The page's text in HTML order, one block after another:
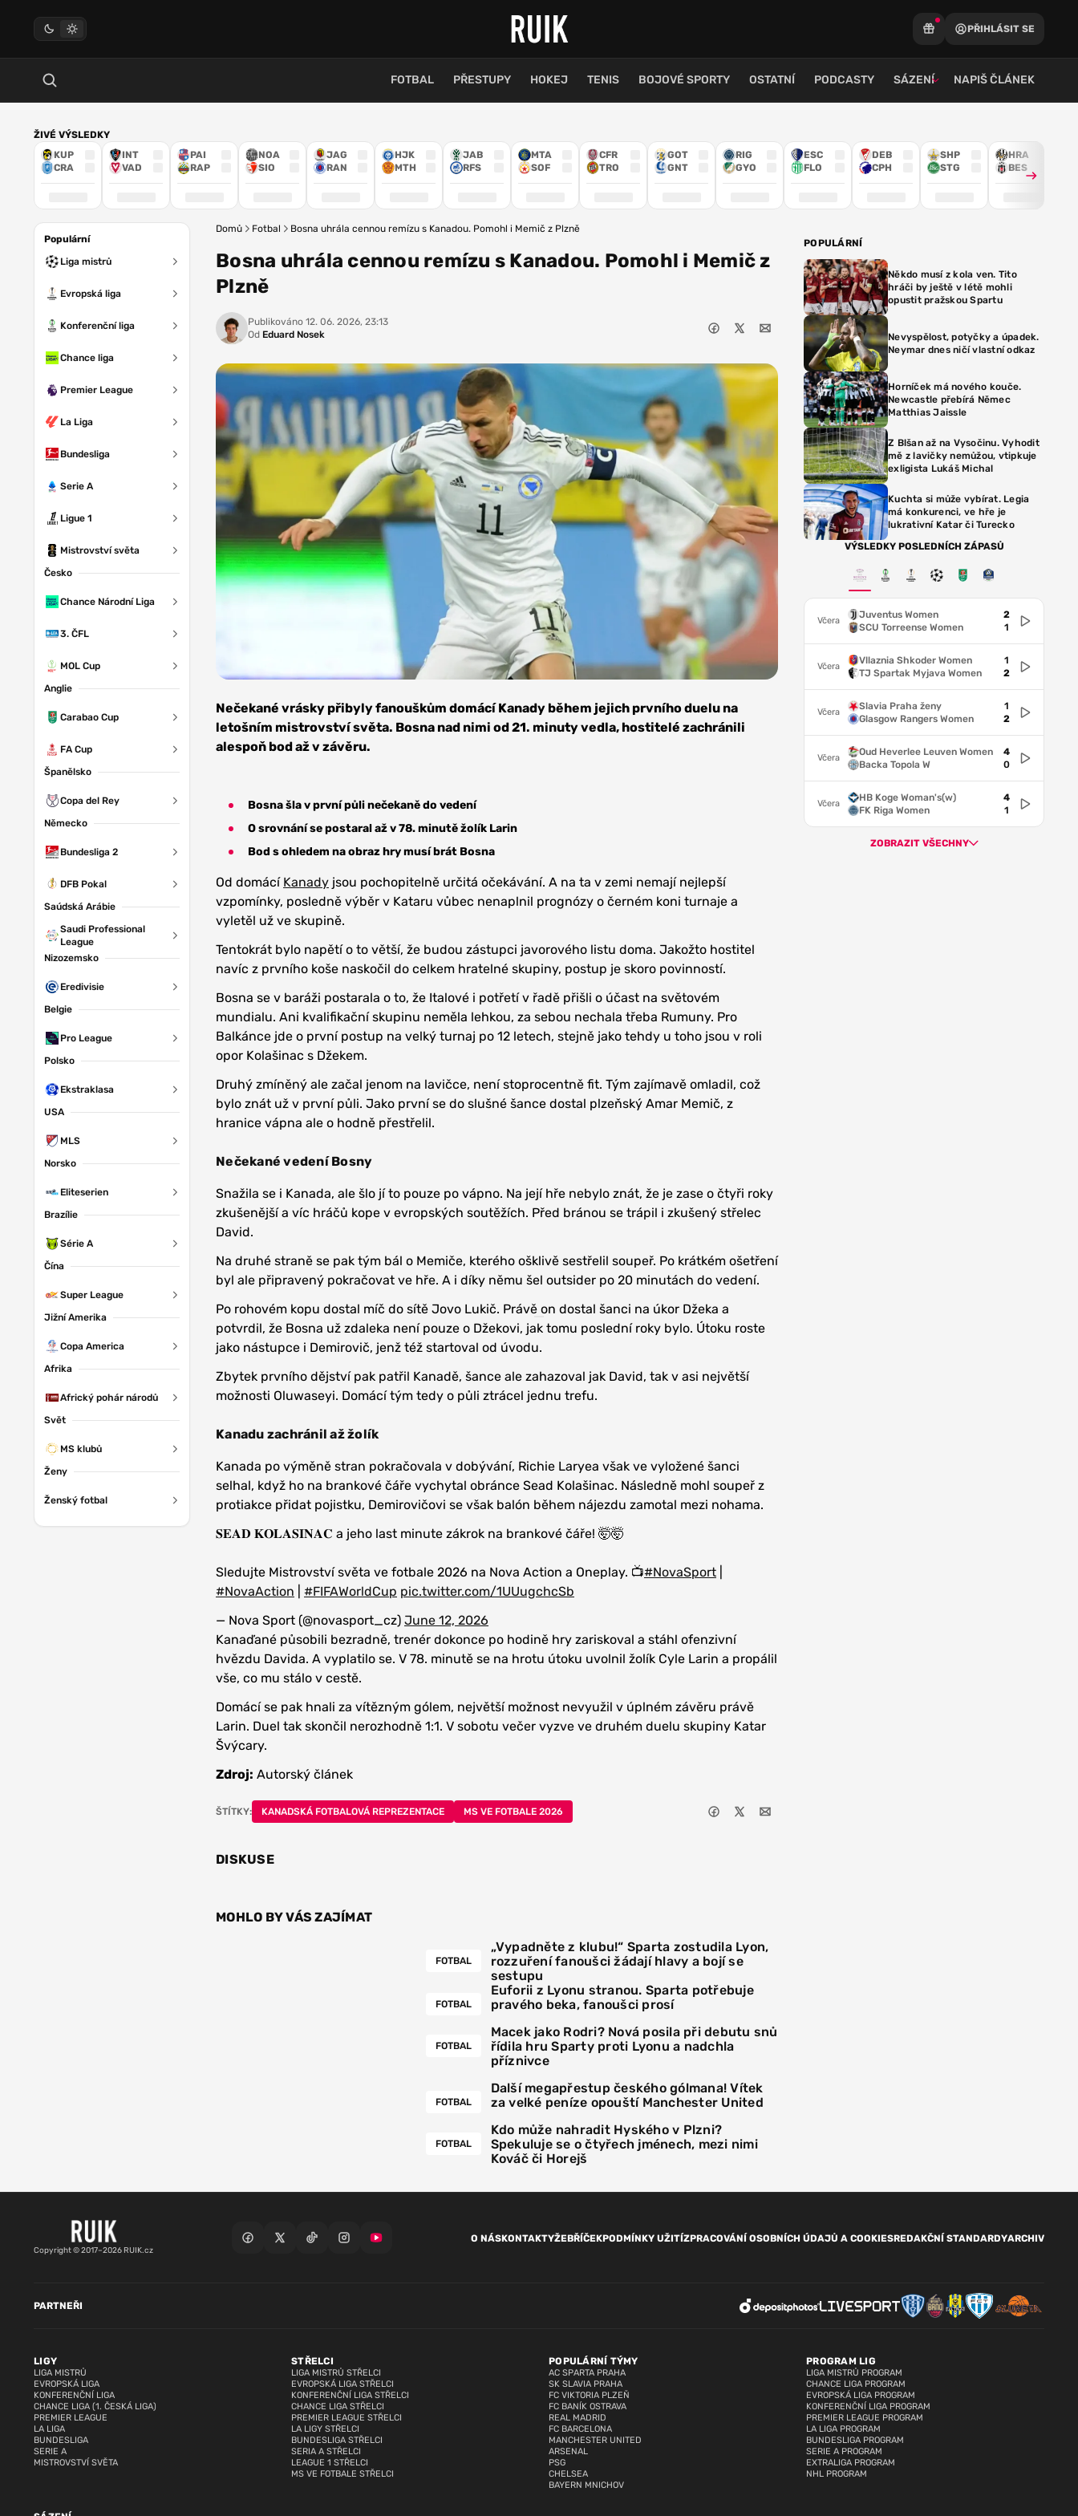
PŘIHLÁSIT SE
FOTBAL PŘESTUPY HOKEJ TENIS BOJOVÉ SPORTY OSTATNÍ PODCASTY SÁZENÍ NAPIŠ ČLÁNEK
ŽIVÉ VÝSLEDKY
KUP
CRA
INT
VAD
PAI
RAP
NOA
SIO
JAG
RAN
HJK
MTH
JAB
RFS
MTA
SOF
CFR
TRO
GOT
GNT
RIG
GYO
ESC
FLO
DEB
CPH
SHP
STG
HRA
BES
Populární
Liga mistrů
Evropská liga
Konferenční liga
Chance liga
Premier League
La Liga
Bundesliga
Serie A
Ligue 1
Mistrovství světa
Česko
Chance Národní Liga
3. ČFL
MOL Cup
Anglie
Carabao Cup
FA Cup
Španělsko
Copa del Rey
Německo
Bundesliga 2
DFB Pokal
Saúdská Arábie
Saudi Professional
League
Nizozemsko
Eredivisie
Belgie
Pro League
Polsko
Ekstraklasa
USA
MLS
Norsko
Eliteserien
Brazílie
Série A
Čína
Super League
Jižní Amerika
Copa America
Afrika
Africký pohár národů
Svět
MS klubů
Ženy
Ženský fotbal
Domů Fotbal Bosna uhrála cennou remízu s Kanadou. Pomohl i Memič z Plzně
Bosna uhrála cennou remízu s Kanadou. Pomohl i Memič z
Plzně
Publikováno 12. 06. 2026, 23:13
Od Eduard Nosek
Depositphotos
Nečekané vrásky přibyly fanouškům domácí Kanady během jejich prvního duelu na
letošním mistrovství světa. Bosna nad nimi od 21. minuty vedla, hostitelé zachránili
alespoň bod až v závěru.
Bosna šla v první půli nečekaně do vedení
O srovnání se postaral až v 78. minutě žolík Larin
Bod s ohledem na obraz hry musí brát Bosna
Od domácí Kanady jsou pochopitelně určitá očekávání. A na ta v zemi nemají nejlepší
vzpomínky, posledně výběr v Kataru vůbec nenaplnil prognózy o černém koni turnaje a
vyletěl už ve skupině.
Tentokrát bylo napětí o to větší, že budou zástupci javorového listu doma. Jakožto hostitel
navíc z prvního koše naskočil do celkem hratelné skupiny, postup je skoro povinností.
Bosna se v baráži postarala o to, že Italové i potřetí v řadě přišli o účast na světovém
mundialu. Ani kvalifikační skupinu neměla lehkou, za sebou nechala třeba Rumuny. Pro
Balkánce jde o první postup na velký turnaj po 12 letech, stejně jako tehdy u toho jsou v roli
opor Kolašinac s Džekem.
Druhý zmíněný ale začal jenom na lavičce, není stoprocentně fit. Tým zajímavě omladil, což
bylo znát už v první půli. Jako první se do slušné šance dostal plzeňský Amar Memič, z
hranice vápna ale o hodně přestřelil.
Nečekané vedení Bosny
Snažila se i Kanada, ale šlo jí to pouze po vápno. Na její hře nebylo znát, že je zase o čtyři roky
zkušenější a víc hráčů kope v evropských soutěžích. Před bránou se trápil i zkušený střelec
David.
Na druhé straně se pak tým bál o Memiče, kterého ošklivě sestřelil soupeř. Po krátkém ošetření
byl ale připravený pokračovat ve hře. A i díky němu šel outsider po 20 minutách do vedení.
Po rohovém kopu dostal míč do sítě Jovo Lukič. Právě on dostal šanci na úkor Džeka a
potvrdil, že Bosna už zdaleka není pouze o Džekovi, jak tomu poslední roky bylo. Útoku roste
jako nástupce i Demirovič, jenž též startoval od úvodu.
Zbytek prvního dějství pak patřil Kanadě, šance ale zahazoval jak David, tak v asi největší
možnosti Oluwaseyi. Domácí tým tedy o půli ztrácel jednu trefu.
Kanadu zachránil až žolík
Kanada po výměně stran pokračovala v dobývání, Richie Laryea však ve vyložené šanci
selhal, když ho na brankové čáře vychytal obránce Sead Kolašinac. Následně mohl soupeř z
protiakce přidat pojistku, Demirovičovi se však balón během nájezdu zamotal mezi nohama.
𝐒𝐄𝐀𝐃 𝐊𝐎𝐋𝐀𝐒𝐈𝐍𝐀𝐂 a jeho last minute zákrok na brankové čáře! 🤯🤯
Sledujte Mistrovství světa ve fotbale 2026 na Nova Action a Oneplay. 📺⁣#NovaSport
#NovaAction
#FIFAWorldCup pic.twitter.com/1UUugchcSb
— Nova Sport (@novasport_cz) June 12, 2026
Kanaďané působili bezradně, trenér dokonce po hodině hry zariskoval a stáhl ofenzivní
hvězdu Davida. A vyplatilo se. V 78. minutě se na hrotu útoku uvolnil žolík Cyle Larin a propálil
vše, co mu stálo v cestě.
Domácí se pak hnali za vítězným gólem, největší možnost nevyužil v úplném závěru právě
Larin. Duel tak skončil nerozhodně 1:1. V sobotu večer vyzve ve druhém duelu skupiny Katar
Švýcary.
Zdroj: Autorský článek
ŠTÍTKY: KANADSKÁ FOTBALOVÁ REPREZENTACE MS VE FOTBALE 2026
DISKUSE
MOHLO BY VÁS ZAJÍMAT
FOTBAL
„Vypadněte z klubu!“ Sparta zostudila Lyon,
rozzuření fanoušci žádají hlavy a bojí se
sestupu
FOTBAL
Euforii z Lyonu stranou. Sparta potřebuje
pravého beka, fanoušci prosí
FOTBAL
Macek jako Rodri? Nová posila při debutu snů
řídila hru Sparty proti Lyonu a nadchla
příznivce
FOTBAL
Další megapřestup českého gólmana! Vítek
za velké peníze opouští Manchester United
FOTBAL
Kdo může nahradit Hyského v Plzni?
Spekuluje se o čtyřech jménech, mezi nimi
Kováč či Horejš
POPULÁRNÍ
Někdo musí z kola ven. Tito
hráči by ještě v létě mohli
opustit pražskou Spartu
Nevyspělost, potyčky a úpadek.
Neymar dnes ničí vlastní odkaz
Horníček má nového kouče.
Newcastle přebírá Němec
Matthias Jaissle
Z Blšan až na Vysočinu. Vyhodit
mě z lavičky nemůžou, vtipkuje
exligista Lukáš Michal
Kuchta si může vybírat. Legia
má konkurenci, ve hře je
lukrativní Katar či Turecko
VÝSLEDKY POSLEDNÍCH ZÁPASŮ
Včera
Juventus Women
SCU Torreense Women
2
1
Včera
Vllaznia Shkoder Women
TJ Spartak Myjava Women
1
2
Včera
Slavia Praha ženy
Glasgow Rangers Women
1
2
Včera
Oud Heverlee Leuven Women
Backa Topola W
4
0
Včera
HB Koge Woman's(w)
FK Riga Women
4
1
ZOBRAZIT VŠECHNY
Copyright © 2017–2026 RUIK.cz
O NÁSKONTAKTYŽEBŘÍČEKPODMÍNKY UŽITÍZPRACOVÁNÍ OSOBNÍCH ÚDAJŮ A COOKIESREDAKČNÍ STANDARDYARCHIV
LIGY
LIGA MISTRŮ
EVROPSKÁ LIGA
KONFERENČNÍ LIGA
CHANCE LIGA (1. ČESKÁ LIGA)
PREMIER LEAGUE
LA LIGA
BUNDESLIGA
SERIE A
MISTROVSTVÍ SVĚTA
STŘELCI
LIGA MISTRŮ STŘELCI
EVROPSKÁ LIGA STŘELCI
KONFERENČNÍ LIGA STŘELCI
CHANCE LIGA STŘELCI
PREMIER LEAGUE STŘELCI
LA LIGY STŘELCI
BUNDESLIGA STŘELCI
SERIA A STŘELCI
LEAGUE 1 STŘELCI
MS VE FOTBALE STŘELCI
POPULÁRNÍ TÝMY
AC SPARTA PRAHA
SK SLAVIA PRAHA
FC VIKTORIA PLZEŇ
FC BANÍK OSTRAVA
REAL MADRID
FC BARCELONA
MANCHESTER UNITED
ARSENAL
PSG
CHELSEA
BAYERN MNICHOV
PROGRAM LIG
LIGA MISTRŮ PROGRAM
CHANCE LIGA PROGRAM
EVROPSKÁ LIGA PROGRAM
KONFERENČNÍ LIGA PROGRAM
PREMIER LEAGUE PROGRAM
LA LIGA PROGRAM
BUNDESLIGA PROGRAM
SERIE A PROGRAM
EXTRALIGA PROGRAM
NHL PROGRAM
PARTNEŘI